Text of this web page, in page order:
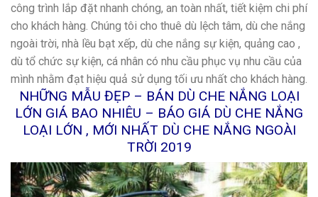
công trình lắp đặt nhanh chóng, an toàn nhất, tiết kiệm chi phí
cho khách hàng. Chúng tôi cho thuê dù lệch tâm, dù che nắng
ngoài trời, nhà lều bạt xếp, dù che nắng sự kiện, quảng cao ,
dù tổ chức sự kiện, cá nhân có nhu cầu phục vụ nhu cầu của
mình nhằm đạt hiệu quả sử dụng tối ưu nhất cho khách hàng.
NHỮNG MẪU ĐẸP – BÁN DÙ CHE NẮNG LOẠI
LỚN GIÁ BAO NHIÊU – BÁO GIÁ DÙ CHE NẮNG
LOẠI LỚN , MỚI NHẤT DÙ CHE NẮNG NGOÀI
TRỜI 2019